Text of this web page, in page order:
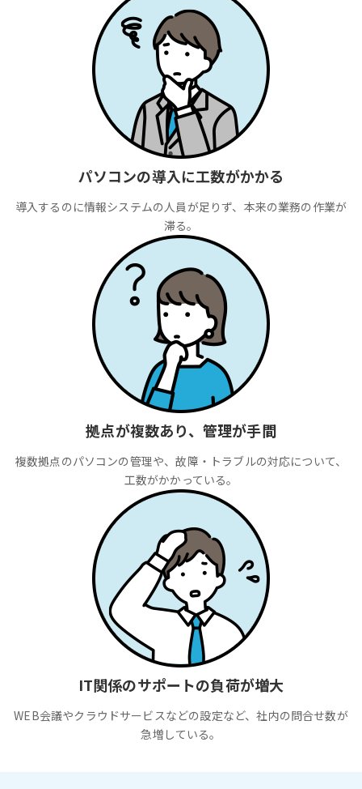
パソコンの導入に工数がかかる
導入するのに情報システムの人員が足りず、本来の業務の作業が
滞る。
拠点が複数あり、管理が手間
複数拠点のパソコンの管理や、故障・トラブルの対応について、
工数がかかっている。
IT関係のサポートの負荷が増大
WEB会議やクラウドサービスなどの設定など、社内の問合せ数が
急増している。